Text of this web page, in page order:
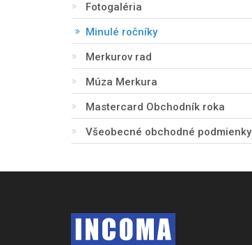
Fotogaléria
Minulé ročníky
Merkurov rad
Múza Merkura
Mastercard Obchodník roka
Všeobecné obchodné podmienky